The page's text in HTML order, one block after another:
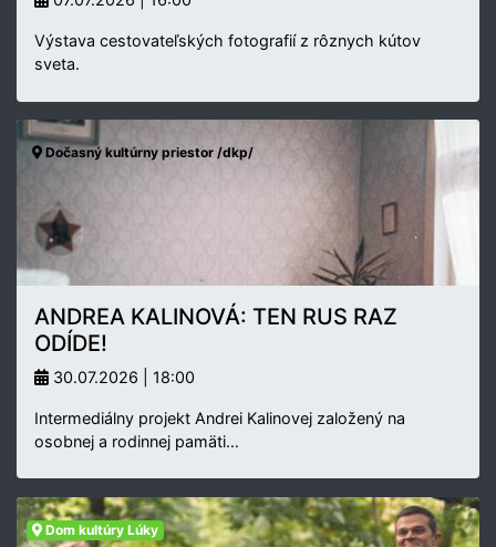
Výstava cestovateľských fotografií z rôznych kútov
sveta.
Dočasný kultúrny priestor /dkp/
ANDREA KALINOVÁ: TEN RUS RAZ
ODÍDE!
30.07.2026 | 18:00
Intermediálny projekt Andrei Kalinovej založený na
osobnej a rodinnej pamäti…
Dom kultúry Lúky